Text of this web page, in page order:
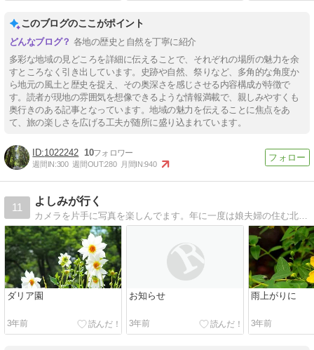
このブログのここがポイント
各地の歴史と自然を丁寧に紹介
多彩な地域の見どころを詳細に伝えることで、それぞれの場所の魅力を余
すところなく引き出しています。史跡や自然、祭りなど、多角的な角度か
ら地元の風土と歴史を捉え、その奥深さを感じさせる内容構成が特徴で
す。読者が現地の雰囲気を想像できるような情報満載で、親しみやすくも
奥行きのある記事となっています。地域の魅力を伝えることに焦点をあ
て、旅の楽しさを広げる工夫が随所に盛り込まれています。
1022242 10
週間IN:300 週間OUT:280 月間IN:940
11
よしみが行く
カメラを片手に写真を楽しんでます。年に一度は娘夫婦の住む北海道に遊びに行ったり 気ままな日々を綴っています
ダリア園
3年前
お知らせ
3年前
雨上がりに
3年前